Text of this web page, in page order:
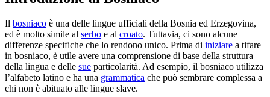
Il bosniaco è una delle lingue ufficiali della Bosnia ed Erzegovina,
ed è molto simile al serbo e al croato. Tuttavia, ci sono alcune
differenze specifiche che lo rendono unico. Prima di iniziare a tifare
in bosniaco, è utile avere una comprensione di base della struttura
della lingua e delle sue particolarità. Ad esempio, il bosniaco utilizza
l’alfabeto latino e ha una grammatica che può sembrare complessa a
chi non è abituato alle lingue slave.